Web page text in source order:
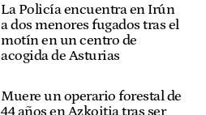
La Policía encuentra en Irún
a dos menores fugados tras el
motín en un centro de
acogida de Asturias
Muere un operario forestal de
44 años en Azkoitia tras ser